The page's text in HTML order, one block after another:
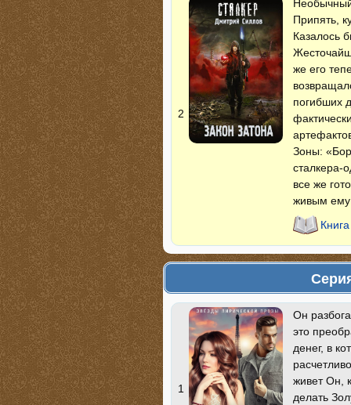
2
Припять,
Казалось
же его
погибших
Зоны:
сталкера-
все же
живым ему
1
Он
это
денег, в
живет Он,
делать